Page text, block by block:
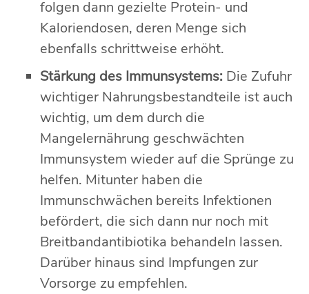
folgen dann gezielte Protein- und
Kaloriendosen, deren Menge sich
ebenfalls schrittweise erhöht.
Stärkung des Immunsystems: Die Zufuhr
wichtiger Nahrungsbestandteile ist auch
wichtig, um dem durch die
Mangelernährung geschwächten
Immunsystem wieder auf die Sprünge zu
helfen. Mitunter haben die
Immunschwächen bereits Infektionen
befördert, die sich dann nur noch mit
Breitbandantibiotika behandeln lassen.
Darüber hinaus sind Impfungen zur
Vorsorge zu empfehlen.